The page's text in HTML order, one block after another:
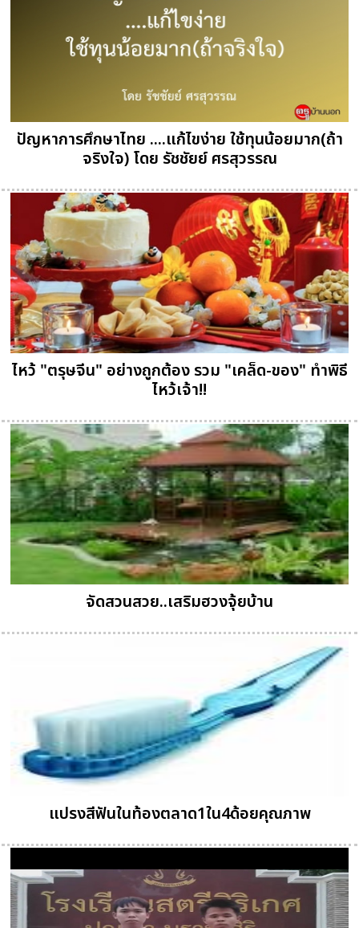
ปัญหาการศึกษาไทย ....แก้ไขง่าย ใช้ทุนน้อยมาก(ถ้า
จริงใจ) โดย รัชชัยย์ ศรสุวรรณ
ไหว้ "ตรุษจีน" อย่างถูกต้อง รวม "เคล็ด-ของ" ทำพิธี
ไหว้เจ้า!!
จัดสวนสวย..เสริมฮวงจุ้ยบ้าน
แปรงสีฟันในท้องตลาด1ใน4ด้อยคุณภาพ